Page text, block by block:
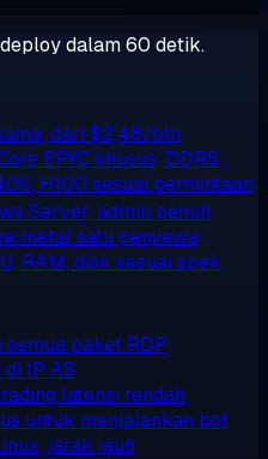
dalam 60 detik.
dari $2,48/bln
EPYC khusus, DDR5
H100 sesuai permintaan
Server, admin penuh
metal satu penyewa
RAM, disk sesuai spek
semua paket RDP
IP AS
latensi rendah
untuk menjalankan bot
jarak jauh